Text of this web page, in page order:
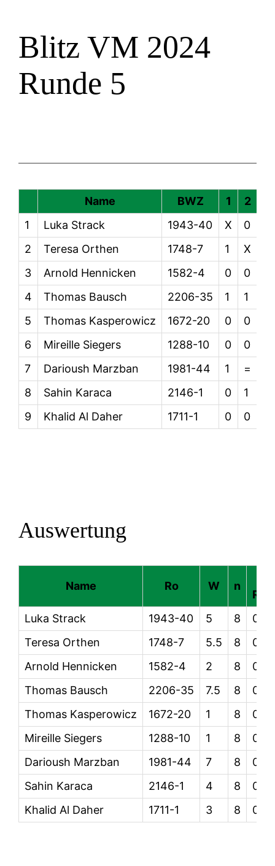
Blitz VM 2024
Runde 5
Name BWZ 1 2
1
Luka Strack 1943-40 X 0
2
Teresa Orthen 1748-7 1 X
3
Arnold Hennicken 1582-4 0 0
4
Thomas Bausch 2206-35 1 1
5
Thomas Kasperowicz 1672-20 0 0
6
Mireille Siegers 1288-10 0 0
7
Darioush Marzban 1981-44 1 =
8
Sahin Karaca 2146-1 0 1
9
Khalid Al Daher 1711-1 0 0
Auswertung
Name Ro W n
Luka Strack
1943-40 5 8
0
Teresa Orthen
1748-7 5.5 8
0
Arnold Hennicken
1582-4 2 8
0
Thomas Bausch
2206-35 7.5 8
0
Thomas Kasperowicz
1672-20 1 8
0
Mireille Siegers
1288-10 1 8
0
Darioush Marzban
1981-44 7 8
0
Sahin Karaca
2146-1 4 8
0
Khalid Al Daher
1711-1 3 8 0